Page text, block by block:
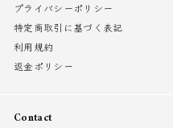
プライバシーポリシー
特定商取引に基づく表記
利用規約
返金ポリシー
Contact